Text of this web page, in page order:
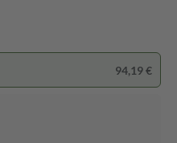
94,19 €